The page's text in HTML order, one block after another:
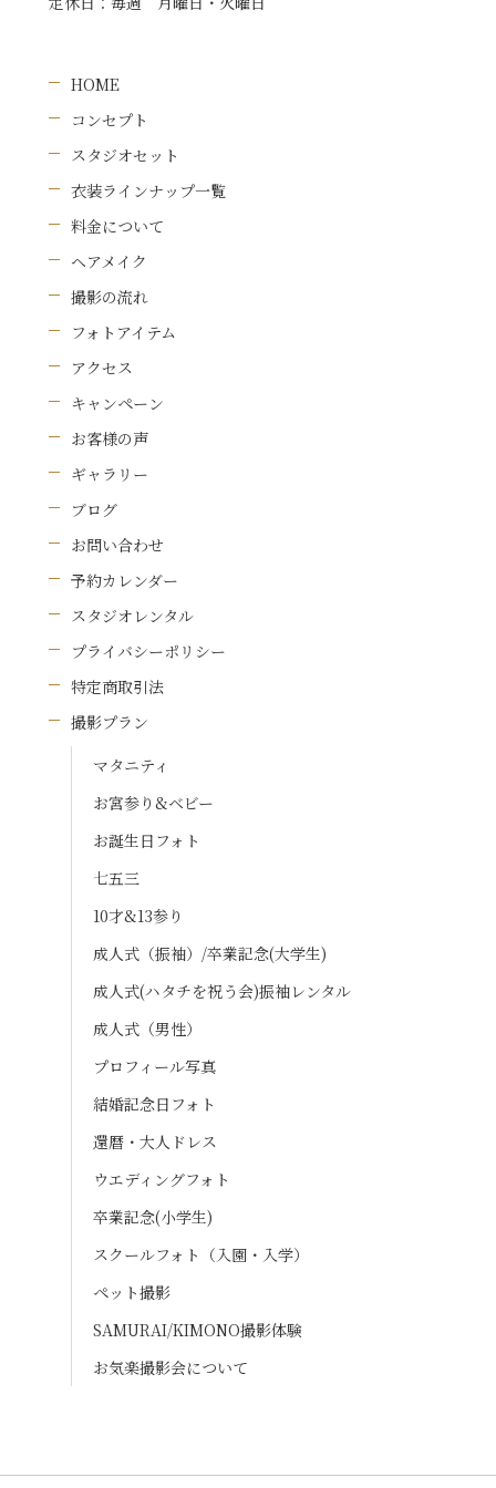
HOME
コンセプト
スタジオセット
衣装ラインナップ一覧
料金について
ヘアメイク
撮影の流れ
フォトアイテム
アクセス
キャンペーン
お客様の声
ギャラリー
ブログ
お問い合わせ
予約カレンダー
スタジオレンタル
プライバシーポリシー
特定商取引法
撮影プラン
マタニティ
お宮参り&ベビー
お誕生日フォト
七五三
10才&13参り
成人式（振袖）/卒業記念(大学生)
成人式(ハタチを祝う会)振袖レンタル
成人式（男性）
プロフィール写真
結婚記念日フォト
還暦・大人ドレス
ウエディングフォト
卒業記念(小学生)
スクールフォト（入園・入学）
ペット撮影
SAMURAI/KIMONO撮影体験
お気楽撮影会について